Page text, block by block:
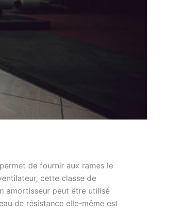
de fournir aux rames le
cette classe de
amortisseur peut être utilisé
de résistance elle-même est